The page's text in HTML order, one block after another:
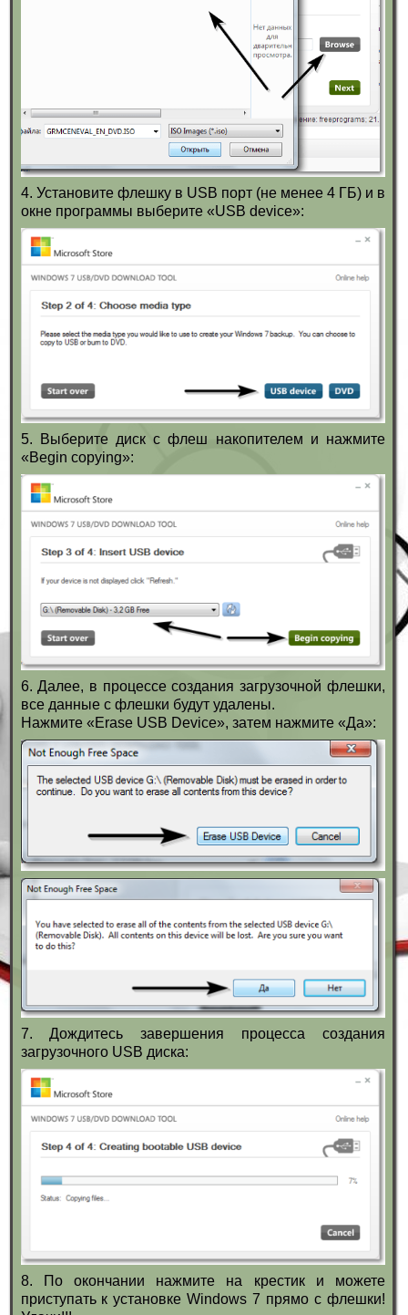
4. Установите флешку в USB порт (не менее 4 ГБ) и в
окне программы выберите «USB device»:
5. Выберите диск с флеш накопителем и нажмите
«Begin copying»:
6. Далее, в процессе создания загрузочной флешки,
все данные с флешки будут удалены.
Нажмите «Erase USB Device», затем нажмите «Да»:
7. Дождитесь завершения процесса создания
загрузочного USB диска:
8. По окончании нажмите на крестик и можете
приступать к установке Windows 7 прямо с флешки!